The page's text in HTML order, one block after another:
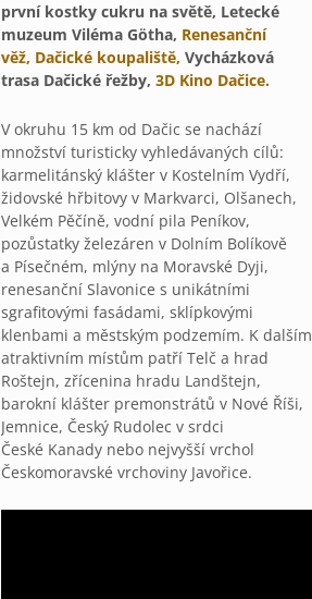
první kostky cukru na světě, Letecké
muzeum Viléma Götha, Renesanční
věž, Dačické koupaliště,Vycházková
trasa Dačické řežby,3D Kino Dačice.
V okruhu 15 km od Dačic se nachází
množství turisticky vyhledávaných cílů:
karmelitánský klášter v Kostelním Vydří,
židovské hřbitovy v Markvarci, Olšanech,
Velkém Pěčíně, vodní pila Peníkov,
pozůstatky železáren v Dolním Bolíkově
a Písečném, mlýny na Moravské Dyji,
renesanční Slavonice s unikátními
sgrafitovými fasádami, sklípkovými
klenbami a městským podzemím. K dalším
atraktivním místům patří Telč a hrad
Roštejn, zřícenina hradu Landštejn,
barokní klášter premonstrátů v Nové Říši,
Jemnice, Český Rudolec v srdci
České Kanady nebo nejvyšší vrchol
Českomoravské vrchoviny Javořice.